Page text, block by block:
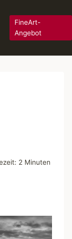
FineArt-
Angebot
2 Minuten